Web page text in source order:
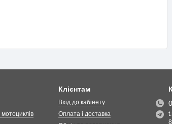
Клієнтам
Вхід до кабінету
Оплата і доставка